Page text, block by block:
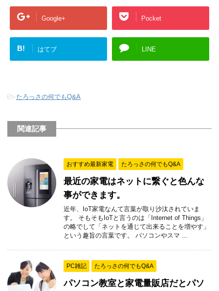
Google+ Pocket
B! はてブ LINE
-たろっさの何でもQ&A
関連記事
おすすめ最新家電 たろっさの何でもQ&A
最近の家電はネットに繋ぐと色んな
事ができます。
近年、IoT家電なんて言葉が取り沙汰されていま
す。 そもそもIoTと言うのは「Internet of Things」
の略でして「ネットを通じて出来ることを増やす」
という趣旨の言葉です。 パソコンやスマ ...
PC雑記 たろっさの何でもQ&A
パソコン教室と家電量販店だとパソ